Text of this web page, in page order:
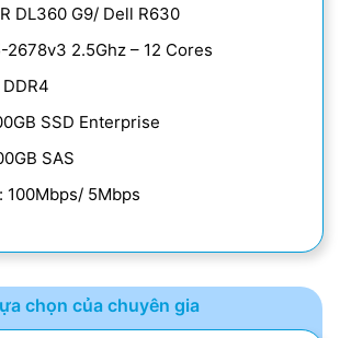
DL360 G9/ Dell R630
2678v3 2.5Ghz – 12 Cores
SSD Enterprise
SAS
100Mbps/ 5Mbps
chọn của chuyên gia